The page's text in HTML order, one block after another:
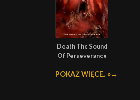
Death The Sound
Of Perseverance
POKAŻ WIĘCEJ »